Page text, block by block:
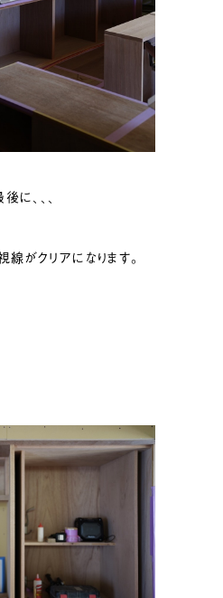
、、、
がクリアになります。